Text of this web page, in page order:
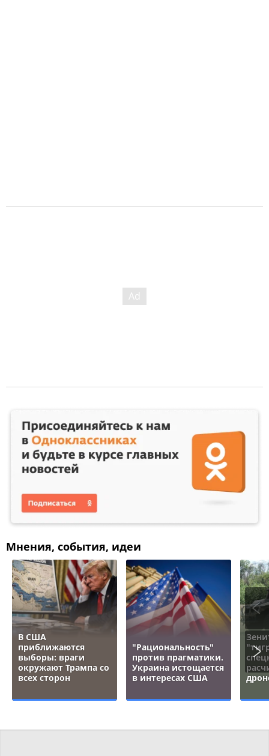
Мнения, события, идеи
В США
приближаются
выборы: враги
окружают Трампа со
всех сторон
"Рациональность"
против прагматики.
Украина истощается
в интересах США